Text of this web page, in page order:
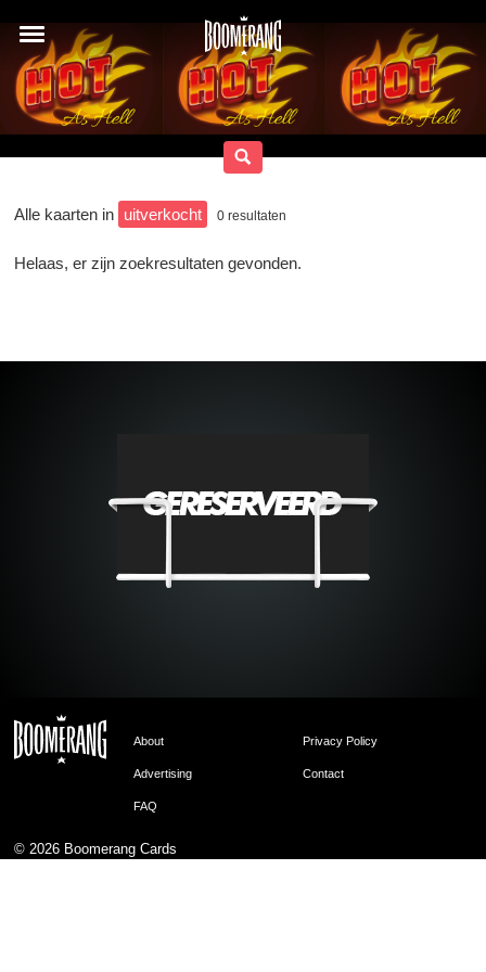
Alle kaarten in uitverkocht 0 resultaten
Helaas, er zijn zoekresultaten gevonden.
About Privacy Policy
Advertising Contact
FAQ
© 2026 Boomerang Cards